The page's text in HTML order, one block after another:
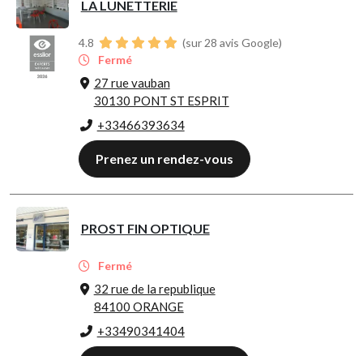
LA LUNETTERIE
4.8
(sur 28 avis Google)
Fermé
27 rue vauban
30130 PONT ST ESPRIT
+33466393634
Prenez un rendez-vous
PROST FIN OPTIQUE
Fermé
32 rue de la republique
84100 ORANGE
+33490341404